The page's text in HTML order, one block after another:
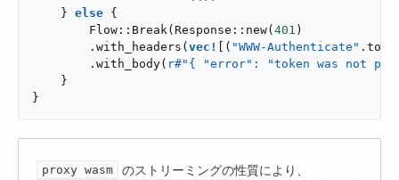
    }
else {
        Flow::Break(Response::new(
401 )
        .with_headers(
vec! [( "WWW-Authenticate"
        .with_body(
r#"{ "error": "token was not
    }
}
proxy wasm ​ のストリーミングの性質により、​